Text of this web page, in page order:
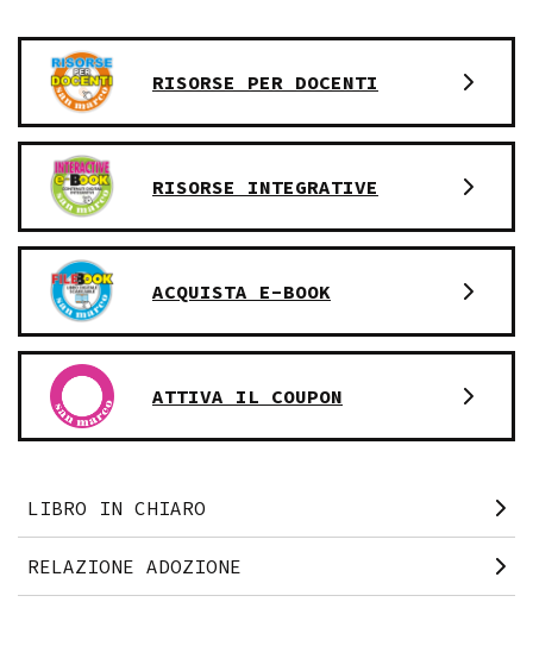
RISORSE PER DOCENTI
RISORSE INTEGRATIVE
ACQUISTA E-BOOK
ATTIVA IL COUPON
LIBRO IN CHIARO
RELAZIONE ADOZIONE